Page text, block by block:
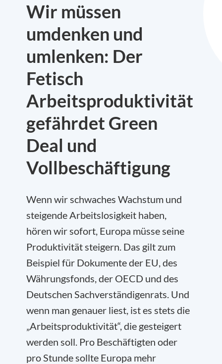
Wir müssen
umdenken und
umlenken: Der
Fetisch
Arbeitsproduktivität
gefährdet Green
Deal und
Vollbeschäftigung
Wenn wir schwaches Wachstum und
steigende Arbeitslosigkeit haben,
hören wir sofort, Europa müsse seine
Produktivität steigern. Das gilt zum
Beispiel für Dokumente der EU, des
Währungsfonds, der OECD und des
Deutschen Sachverständigenrats. Und
wenn man genauer liest, ist es stets die
„Arbeitsproduktivität“, die gesteigert
werden soll. Pro Beschäftigten oder
pro Stunde sollte Europa mehr